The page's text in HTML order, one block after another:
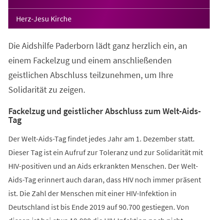
Herz-Jesu Kirche
Die Aidshilfe Paderborn lädt ganz herzlich ein, an
einem Fackelzug und einem anschließenden
geistlichen Abschluss teilzunehmen, um Ihre
Solidarität zu zeigen.
Fackelzug und geistlicher Abschluss zum Welt-Aids-
Tag
Der Welt-Aids-Tag findet jedes Jahr am 1. Dezember statt.
Dieser Tag ist ein Aufruf zur Toleranz und zur Solidarität mit
HIV-positiven und an Aids erkrankten Menschen. Der Welt-
Aids-Tag erinnert auch daran, dass HIV noch immer präsent
ist. Die Zahl der Menschen mit einer HIV-Infektion in
Deutschland ist bis Ende 2019 auf 90.700 gestiegen. Von